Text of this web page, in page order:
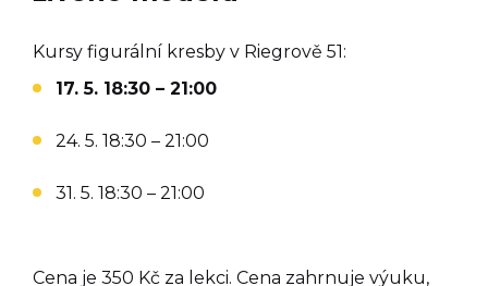
Kursy figurální kresby v Riegrově 51:
17. 5. 18:30 – 21:00
24. 5. 18:30 – 21:00
31. 5. 18:30 – 21:00
Cena je 350 Kč za lekci. Cena zahrnuje výuku,